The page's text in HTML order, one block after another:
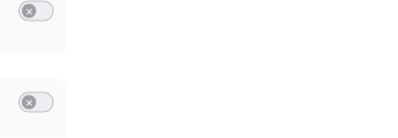
zu Google Analytics